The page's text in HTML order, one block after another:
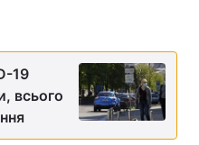
19
всього